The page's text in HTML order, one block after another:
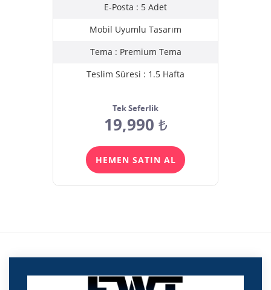
E-Posta : 5 Adet
Mobil Uyumlu Tasarım
Tema : Premium Tema
Teslim Süresi : 1.5 Hafta
Tek Seferlik
19,990 ₺
HEMEN SATIN AL